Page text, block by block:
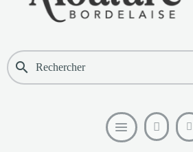
search